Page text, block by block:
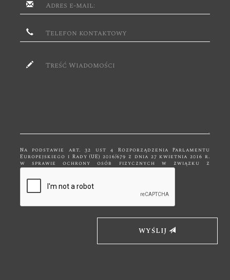
Na podstawie art. 32 ust 4 Rozporządzenia Parlamentu
Europejskiego i Rady (UE) 2016/679 z dnia 27 kwietnia 2016 r.
w sprawie ochrony osób fizycznych w związku z
przetwarzaniem danych osobowych i w sprawie
swobodnego przepływu takich danych, zwane dalej RODO
Państwa dane przetwarzane są tylko do celów
kontaktowych i nie będą udostępniane innym podmiotom
będą przetwarzane tylko i wyłącznie do momentu
Administratorem podanych przez Panią/Pana danych
32-650 Kęty. Wybierając drogę kontaktu z nami za pomocą
formularza kontaktowego, jednocześnie wyraża Pani/Pan
WYŚLIJ